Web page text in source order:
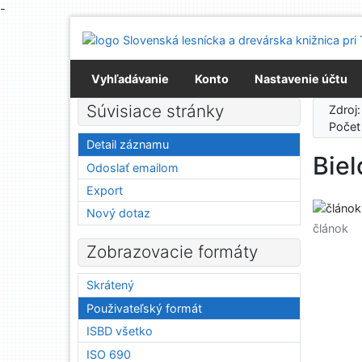
-
Prejsť na menu
Prehlásenie o webovej prístupnosti
Vyhľadávanie
Konto Nastavenie účtu
článok
Súvisiace stránky
Detail záznamu
Odoslať emailom
Export
Nový dotaz
Zobrazovacie formáty
Skrátený
Použivateľský formát
ISBD všetko
ISO 690